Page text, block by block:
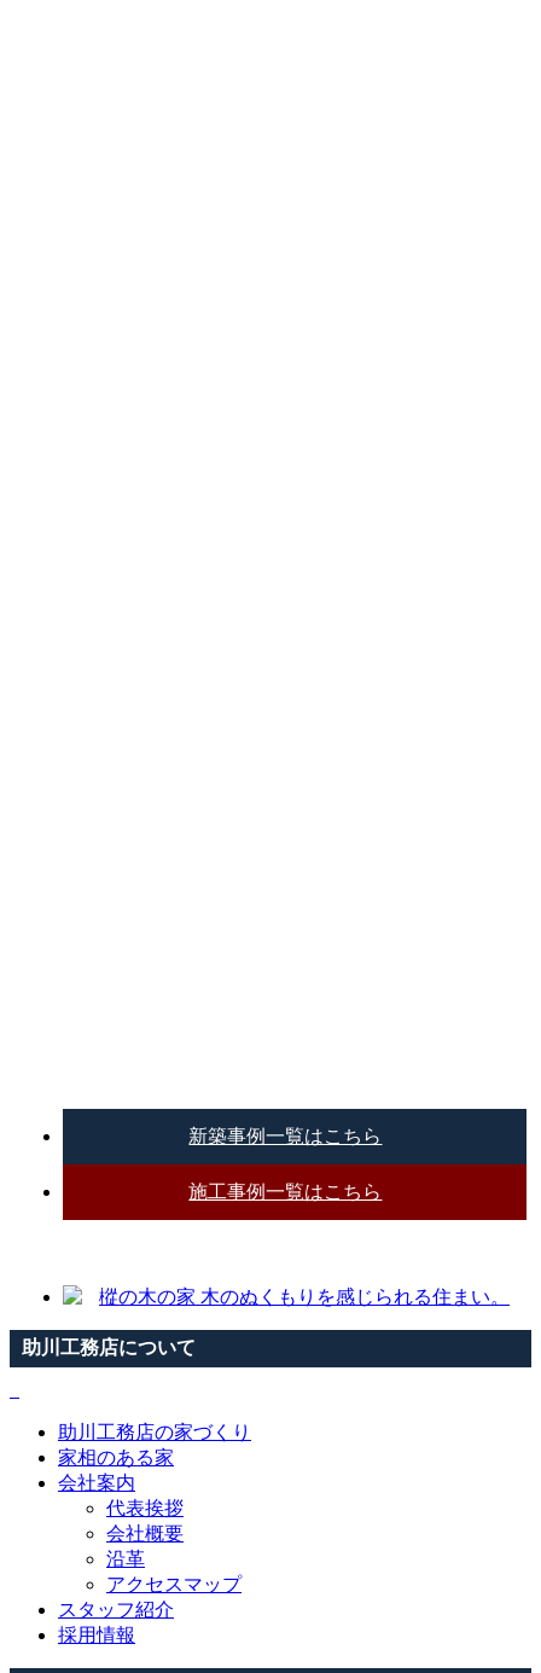
新築事例一覧はこちら
施工事例一覧はこちら
助川工務店について
助川工務店の家づくり
家相のある家
会社案内
代表挨拶
会社概要
沿革
アクセスマップ
スタッフ紹介
採用情報